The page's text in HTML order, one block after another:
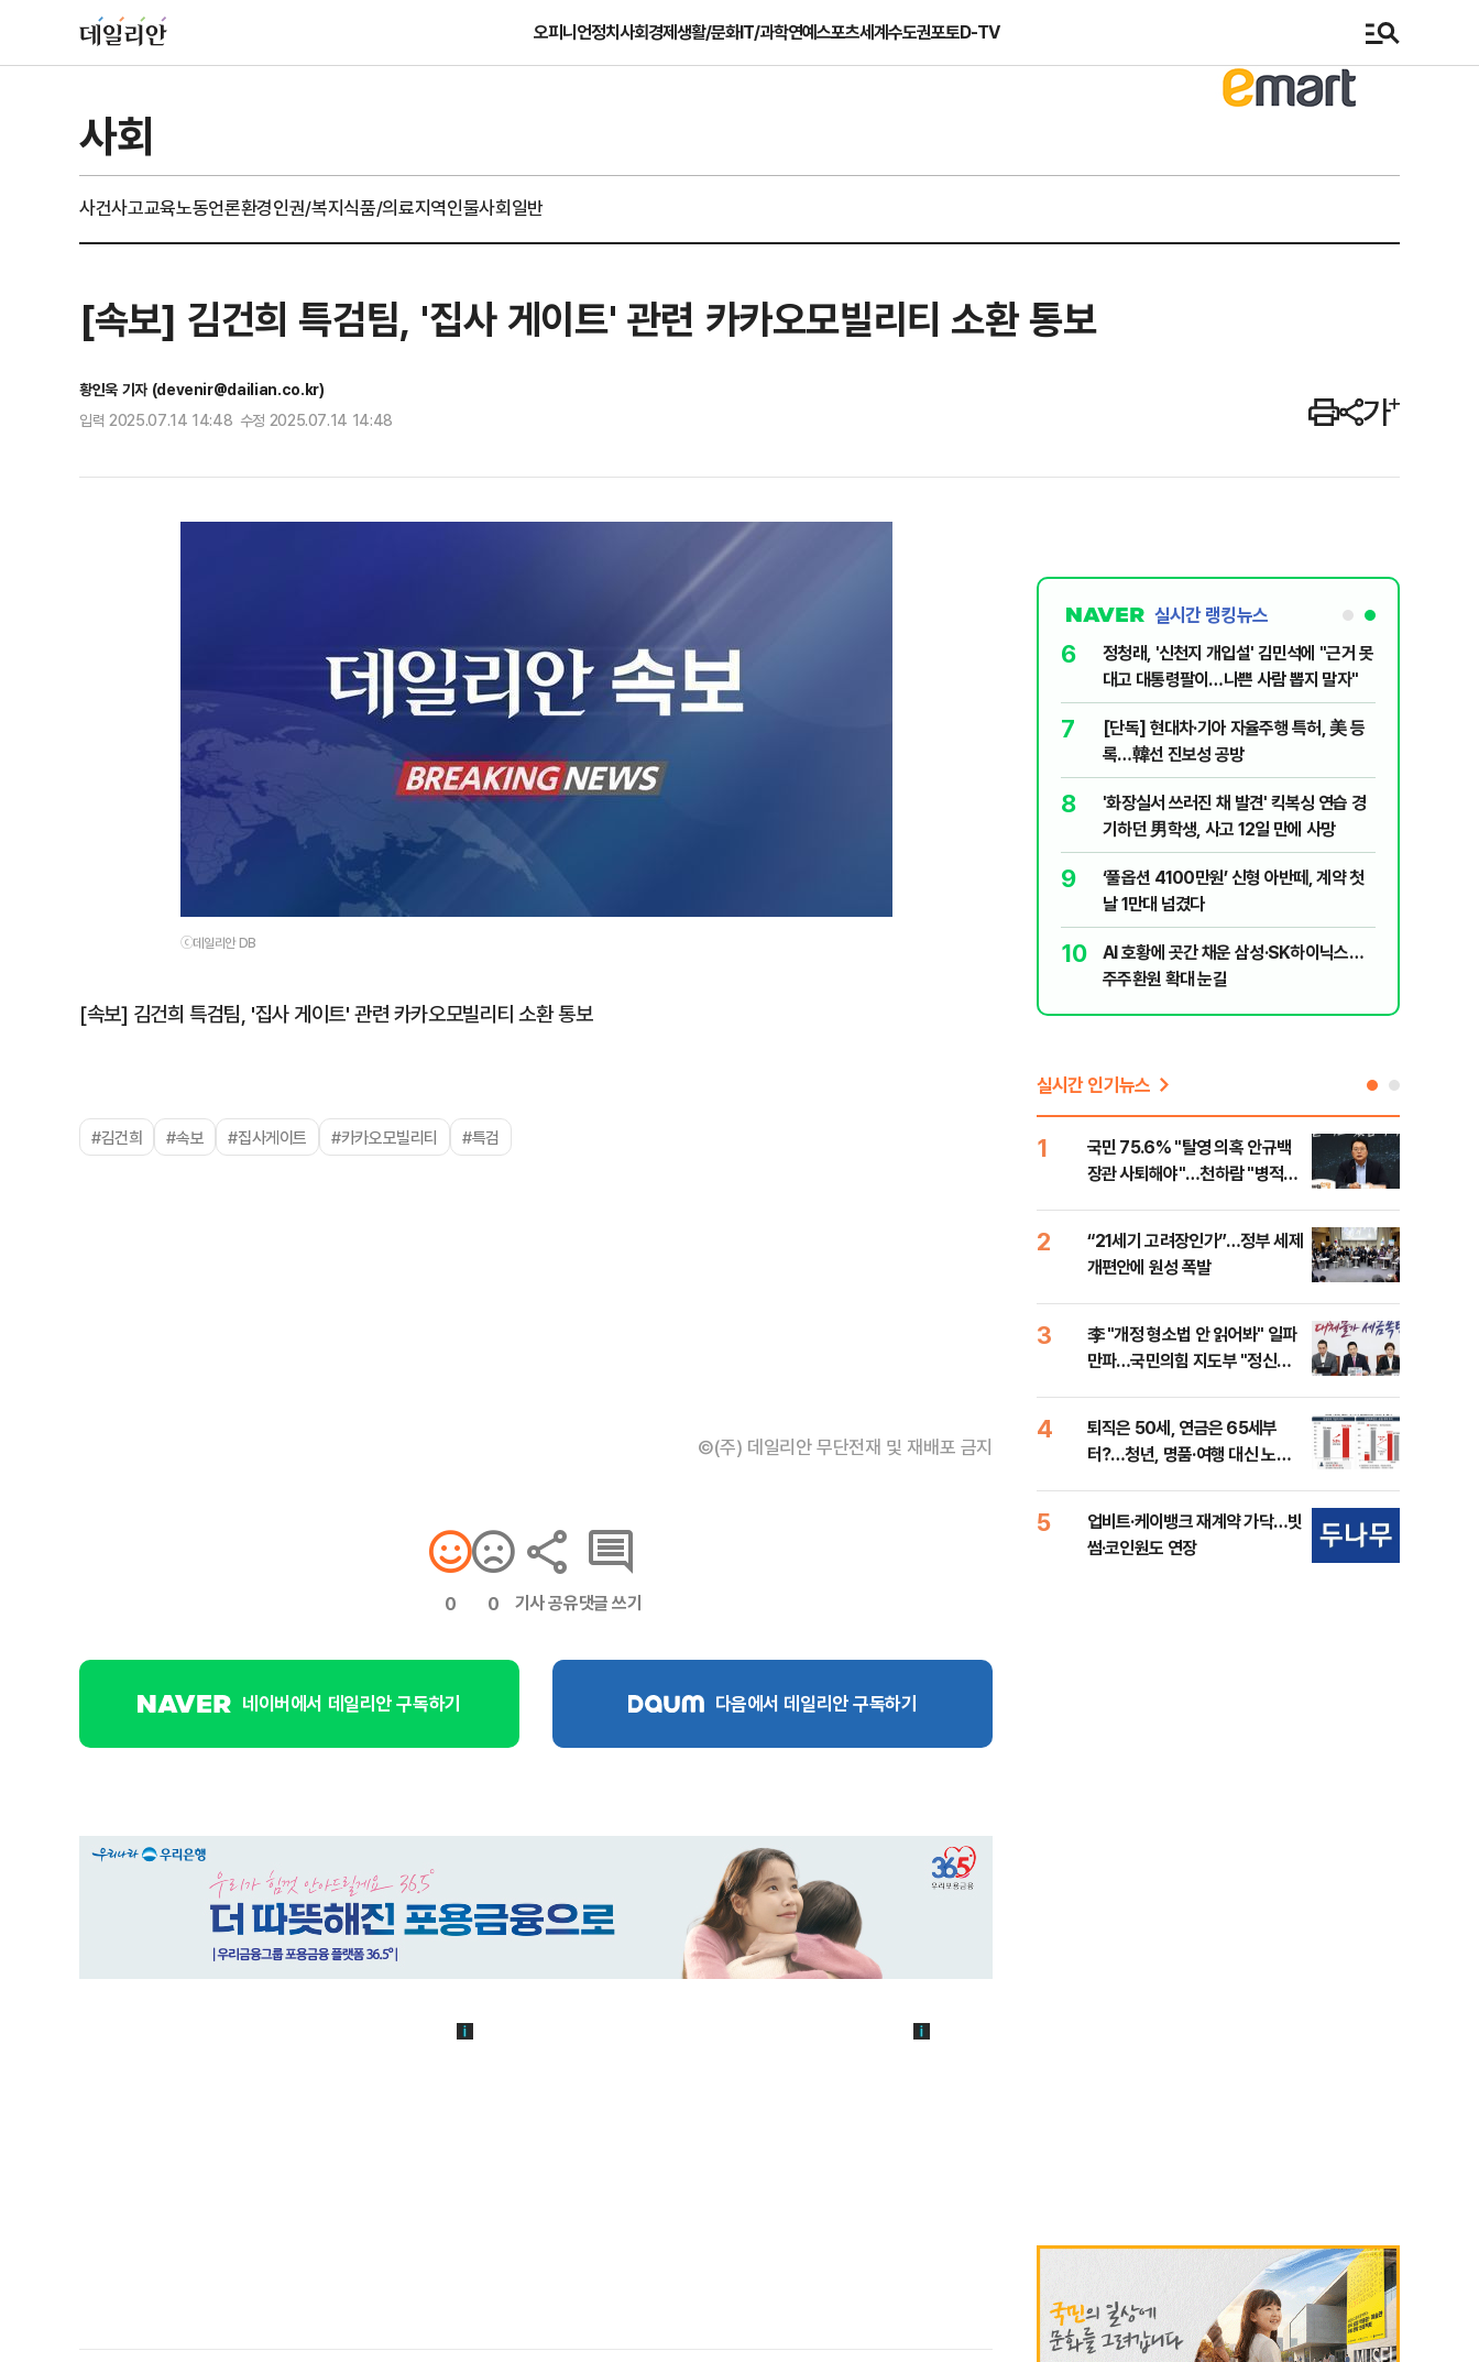
오피니언정치사회경제생활/문화IT/과학연예스포츠세계수도권포토D-TV
사회
사건사고교육노동언론환경인권/복지식품/의료지역인물사회일반
[속보] 김건희 특검팀, '집사 게이트' 관련 카카오모빌리티 소환 통보
황인욱 기자 (devenir@dailian.co.kr)
입력 2025.07.14 14:48 수정 2025.07.14 14:48
ⓒ데일리안 DB
[속보] 김건희 특검팀, '집사 게이트' 관련 카카오모빌리티 소환 통보
#김건희 #속보 #집사게이트 #카카오모빌리티 #특검
©(주) 데일리안 무단전재 및 재배포 금지
0 0 기사 공유댓글 쓰기
네이버에서 데일리안 구독하기 다음에서 데일리안 구독하기
실시간 랭킹뉴스
6
정청래, '신천지 개입설' 김민석에 "근거 못
대고 대통령팔이…나쁜 사람 뽑지 말자"
7
[단독] 현대차·기아 자율주행 특허, 美 등
록…韓선 진보성 공방
8
'화장실서 쓰러진 채 발견' 킥복싱 연습 경
기하던 男학생, 사고 12일 만에 사망
9
‘풀옵션 4100만원’ 신형 아반떼, 계약 첫
날 1만대 넘겼다
10
AI 호황에 곳간 채운 삼성·SK하이닉스…
주주환원 확대 눈길
실시간 인기뉴스
1
국민 75.6% "탈영 의혹 안규백
장관 사퇴해야"…천하람 "병적기
2
“21세기 고려장인가”…정부 세제
개편안에 원성 폭발
3
李 "개정 형소법 안 읽어봐" 일파
만파…국민의힘 지도부 "정신세
4
퇴직은 50세, 연금은 65세부
터?…청년, 명품·여행 대신 노후
5
업비트·케이뱅크 재계약 가닥…빗
썸·코인원도 연장